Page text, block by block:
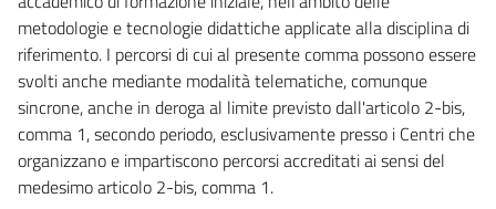
Allegato A
Allegato A
Allegato B
Allegato B
metodologie e tecnologie didattiche applicate alla disciplina di
riferimento. I percorsi di cui al presente comma possono essere
svolti anche mediante modalità telematiche, comunque
sincrone, anche in deroga al limite previsto dall'articolo 2-bis,
comma 1, secondo periodo, esclusivamente presso i Centri che
organizzano e impartiscono percorsi accreditati ai sensi del
medesimo articolo 2-bis, comma 1.